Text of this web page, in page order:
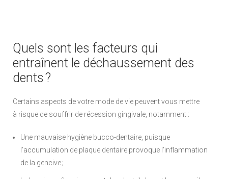
Quels sont les facteurs qui
entraînent le déchaussement des
dents ?
Certains aspects de votre mode de vie peuvent vous mettre
à risque de souffrir de récession gingivale, notamment :
Une mauvaise hygiène bucco-dentaire, puisque
l’accumulation de plaque dentaire provoque l’inflammation
de la gencive ;